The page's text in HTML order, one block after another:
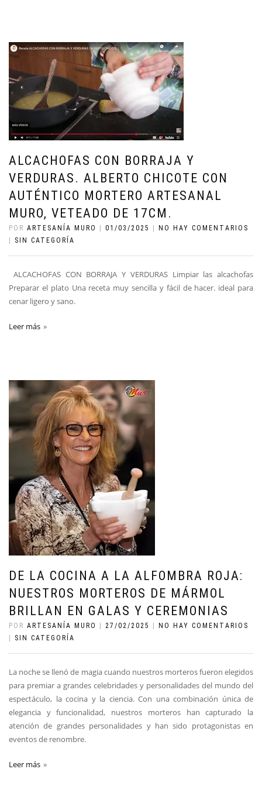
ALCACHOFAS CON BORRAJA Y
VERDURAS. ALBERTO CHICOTE CON
AUTÉNTICO MORTERO ARTESANAL
MURO, VETEADO DE 17CM.
POR ARTESANÍA MURO 01/03/2025
NO HAY COMENTARIOS
SIN CATEGORÍA
ALCACHOFAS CON BORRAJA Y VERDURAS Limpiar las alcachofas
Preparar el plato Una receta muy sencilla y fácil de hacer. ideal para
cenar ligero y sano.
Leer más
DE LA COCINA A LA ALFOMBRA ROJA:
NUESTROS MORTEROS DE MÁRMOL
BRILLAN EN GALAS Y CEREMONIAS
POR ARTESANÍA MURO 27/02/2025
NO HAY COMENTARIOS
SIN CATEGORÍA
La noche se llenó de magia cuando nuestros morteros fueron elegidos
para premiar a grandes celebridades y personalidades del mundo del
espectáculo, la cocina y la ciencia. Con una combinación única de
elegancia y funcionalidad, nuestros morteros han capturado la
atención de grandes personalidades y han sido protagonistas en
eventos de renombre.
Leer más